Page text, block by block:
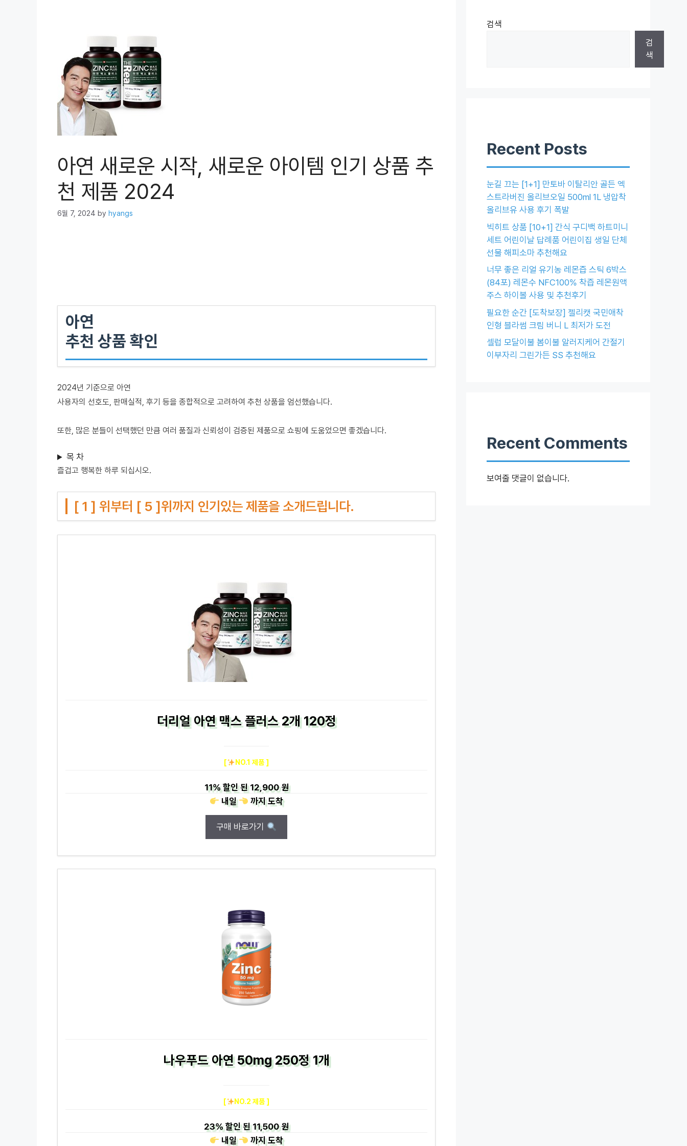
아연 새로운 시작, 새로운 아이템 인기 상품 추
천 제품 2024
6월 7, 2024 by hyangs
아연
추천 상품 확인
2024년 기준으로 아연
사용자의 선호도, 판매실적, 후기 등을 종합적으로 고려하여 추천 상품을 엄선했습니다.
또한, 많은 분들이 선택했던 만큼 여러 품질과 신뢰성이 검증된 제품으로 쇼핑에 도움었으면 좋겠습니다.
목 차
즐겁고 행복한 하루 되십시오.
[ 1 ] 위부터 [ 5 ]위까지 인기있는 제품을 소개드립니다.
더리얼 아연 맥스 플러스 2개 120정
[ NO.1 제품 ]
11%할인 된12,900 원
내일
까지도착
구매 바로가기
나우푸드 아연 50mg 250정 1개
[ NO.2 제품 ]
23%할인 된11,500 원
내일
까지도착
검색
검
색
Recent Posts
눈길 끄는 [1+1] 만토바 이탈리안 골든 엑
스트라버진 올리브오일 500ml 1L 냉압착
올리브유 사용 후기 폭발
빅히트 상품 [10+1] 간식 구디백 하트미니
세트 어린이날 답례품 어린이집 생일 단체
선물 해피소마 추천해요
너무 좋은 리얼 유기농 레몬즙 스틱 6박스
(84포) 레몬수 NFC100% 착즙 레몬원액
주스 하이볼 사용 및 추천후기
필요한 순간 [도착보장] 젤리캣 국민애착
인형 블라썸 크림 버니 L 최저가 도전
셀럽 모달이불 봄이불 알러지케어 간절기
이부자리 그린가든 SS 추천해요
Recent Comments
보여줄 댓글이 없습니다.